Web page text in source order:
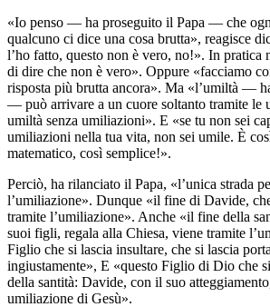
«Io penso — ha proseguito il Papa — che
qualcuno ci dice una cosa brutta», reagisce
l’ho fatto, questo non è vero, no!». In pratica
di dire che non è vero». Oppure «facciamo
risposta più brutta ancora». Ma «l’umiltà —
— può arrivare a un cuore soltanto tramite le
umiltà senza umiliazioni». E «se tu non sei
umiliazioni nella tua vita, non sei umile. È
matematico, così semplice!».
Perciò, ha rilanciato il Papa, «l’unica strada
l’umiliazione». Dunque «il fine di Davide,
tramite l’umiliazione». Anche «il fine della
suoi figli, regala alla Chiesa, viene tramite
Figlio che si lascia insultare, che si lascia
ingiustamente», E «questo Figlio di Dio che
della santità: Davide, con il suo
umiliazione di Gesù».